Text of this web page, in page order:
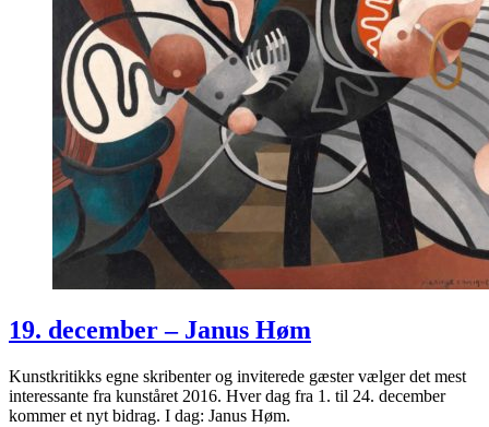
19. december – Janus Høm
Kunstkritikks egne skribenter og inviterede gæster vælger det mest
interessante fra kunståret 2016. Hver dag fra 1. til 24. december
kommer et nyt bidrag. I dag: Janus Høm.